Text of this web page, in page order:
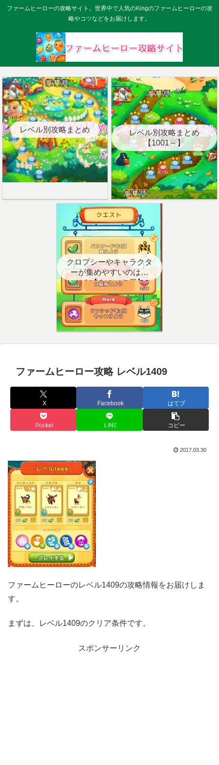
ファームヒーローの攻略サイト。世界中で人気のKingのファームヒーローの攻
略やコツなどをお届けします。
レベル別攻略まとめ
レベル別攻略まとめ
【1001～】
クロプシーやキャラクタ
ーが集めやすいのはど
こ？【クエスト用】
ファームヒーロー攻略 レベル1409
X Facebook はてブ
Pocket LINE コピー
2017.03.30
ファームヒーローのレベル1409の攻略情報をお届けしま
す。
まずは、レベル1409のクリア条件です。
スポンサーリンク